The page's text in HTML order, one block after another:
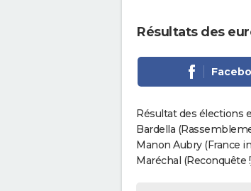
Résultats des
Résultat des élections
Bardella
Manon Aubry (France
Maréchal (Reconquête